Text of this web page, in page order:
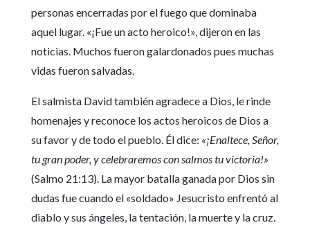
personas encerradas por el fuego que dominaba
aquel lugar. «¡Fue un acto heroico!», dijeron en las
noticias. Muchos fueron galardonados pues muchas
vidas fueron salvadas.
El salmista David también agradece a Dios, le rinde
homenajes y reconoce los actos heroicos de Dios a
su favor y de todo el pueblo. Él dice: «¡Enaltece, Señor,
tu gran poder, y celebraremos con salmos tu victoria!»
(Salmo 21:13). La mayor batalla ganada por Dios sin
dudas fue cuando el «soldado» Jesucristo enfrentó al
diablo y sus ángeles, la tentación, la muerte y la cruz.